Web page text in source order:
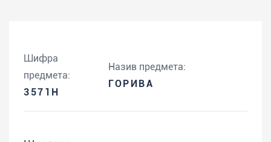
Шифра
предмета:
3571H
Назив предмета:
ГОРИВА